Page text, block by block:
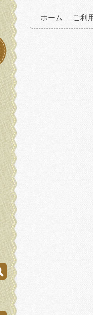
ホーム ご利